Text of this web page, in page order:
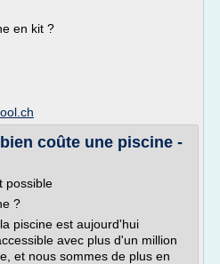
en kit ?
coûte une piscine -
possible
?
piscine est aujourd'hui
avec plus d'un million
et nous sommes de plus en